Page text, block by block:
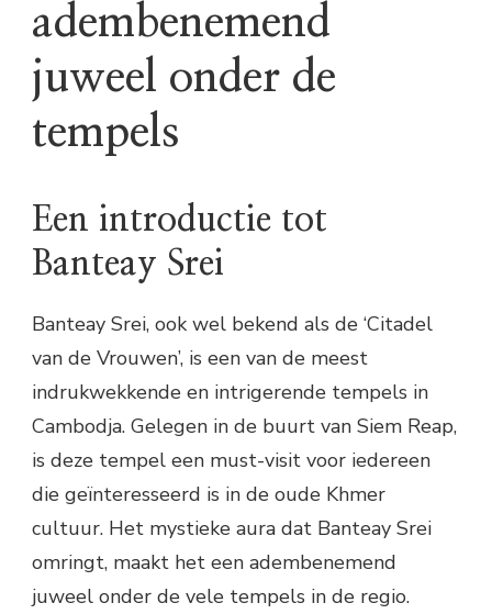
adembenemend
juweel onder de
tempels
Een introductie tot
Banteay Srei
Banteay Srei, ook wel bekend als de ‘Citadel
van de Vrouwen’, is een van de meest
indrukwekkende en intrigerende tempels in
Cambodja. Gelegen in de buurt van Siem Reap,
is deze tempel een must-visit voor iedereen
die geïnteresseerd is in de oude Khmer
cultuur. Het mystieke aura dat Banteay Srei
omringt, maakt het een adembenemend
juweel onder de vele tempels in de regio.